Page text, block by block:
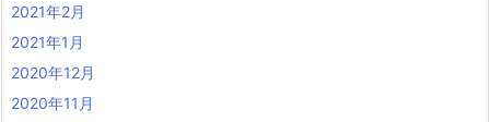
2021年2月
2021年1月
2020年12月
2020年11月